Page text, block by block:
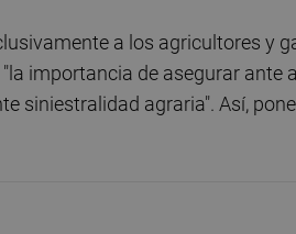
a los agricultores y
importancia de asegurar ante
siniestralidad agraria". Así,